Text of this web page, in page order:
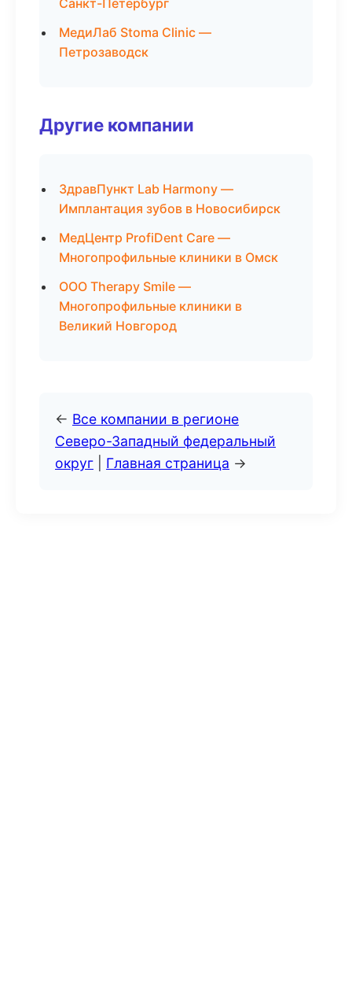
Санкт-Петербург
МедиЛаб Stoma Clinic —
Петрозаводск
Другие компании
ЗдравПункт Lab Harmony —
Имплантация зубов в Новосибирск
МедЦентр ProfiDent Care —
Многопрофильные клиники в Омск
ООО Therapy Smile —
Многопрофильные клиники в
Великий Новгород
← Все компании в регионе
Северо-Западный федеральный
округ
Главная страница →